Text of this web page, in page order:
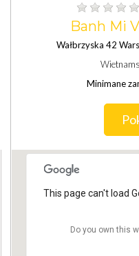
Banh Mi
Wałbrzyska 42
Minimane
This page can't load
Do you own this